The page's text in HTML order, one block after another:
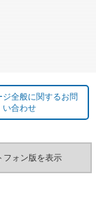
ジ全般に関するお問
い合わせ
フォン版を表示